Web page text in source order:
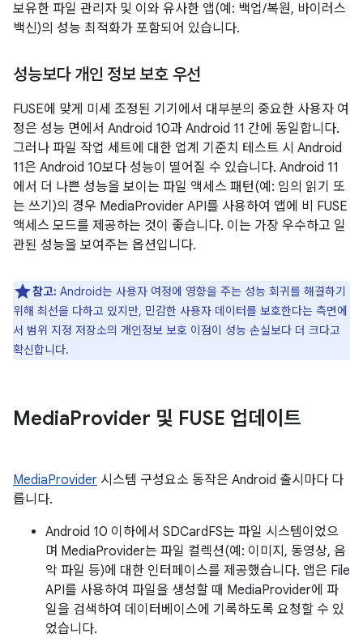
보유한 파일 관리자 및 이와 유사한 앱(예: 백업/복원, 바이러스
백신)의 성능 최적화가 포함되어 있습니다.
성능보다 개인 정보 보호 우선
FUSE에 맞게 미세 조정된 기기에서 대부분의 중요한 사용자 여
정은 성능 면에서 Android 10과 Android 11 간에 동일합니다.
그러나 파일 작업 세트에 대한 업계 기준치 테스트 시 Android
11은 Android 10보다 성능이 떨어질 수 있습니다. Android 11
에서 더 나쁜 성능을 보이는 파일 액세스 패턴(예: 임의 읽기 또
는 쓰기)의 경우 MediaProvider API를 사용하여 앱에 비 FUSE
액세스 모드를 제공하는 것이 좋습니다. 이는 가장 우수하고 일
관된 성능을 보여주는 옵션입니다.
참고: Android는 사용자 여정에 영향을 주는 성능 회귀를 해결하기
위해 최선을 다하고 있지만, 민감한 사용자 데이터를 보호한다는 측면에
서 범위 지정 저장소의 개인정보 보호 이점이 성능 손실보다 더 크다고
확신합니다.
MediaProvider 및 FUSE 업데이트
MediaProvider 시스템 구성요소 동작은 Android 출시마다 다
릅니다.
Android 10 이하에서 SDCardFS는 파일 시스템이었으
며 MediaProvider는 파일 컬렉션(예: 이미지, 동영상, 음
악 파일 등)에 대한 인터페이스를 제공했습니다. 앱은 File
API를 사용하여 파일을 생성할 때 MediaProvider에 파
일을 검색하여 데이터베이스에 기록하도록 요청할 수 있
었습니다.